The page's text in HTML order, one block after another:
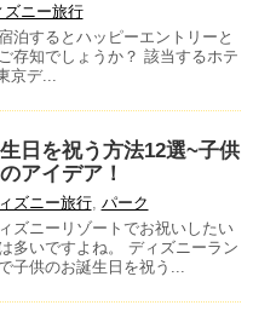
ズニー旅行
泊するとハッピーエントリーと
存知でしょうか？ 該当するホテ
京デ...
日を祝う方法12選~子供
アイデア！
ズニー旅行, パーク
ズニーリゾートでお祝いしたい
多いですよね。 ディズニーラン
子供のお誕生日を祝う...